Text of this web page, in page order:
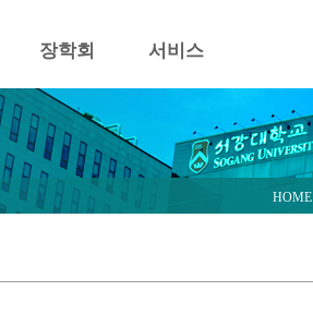
장학회 서비스
HOME